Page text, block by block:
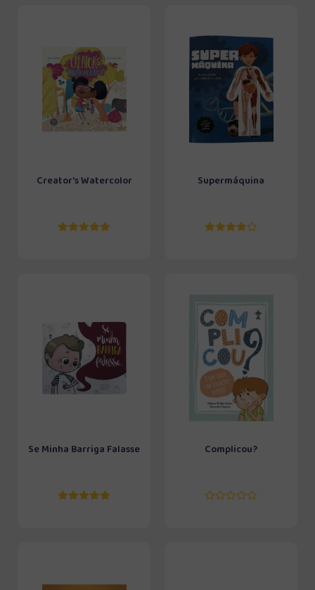
Creator's Watercolor Supermáquina
Se Minha Barriga Falasse Complicou?